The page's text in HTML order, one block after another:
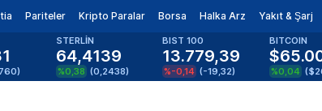
Pariteler Kripto Paralar Borsa Halka Arz Yakıt & Şarj
)
STERLİN
64,4139
%0,38 (0,2438)
BIST 100
13.779,39
%-0,14 (-19,32)
BITCOIN
%0,04 (